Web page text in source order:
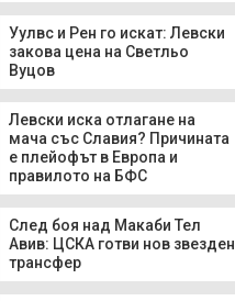
Уулвс и Рен го искат: Левски
закова цена на Светльо
Вуцов
Левски иска отлагане на
мача със Славия? Причината
е плейофът в Европа и
правилото на БФС
След боя над Макаби Тел
Авив: ЦСКА готви нов звезден
трансфер